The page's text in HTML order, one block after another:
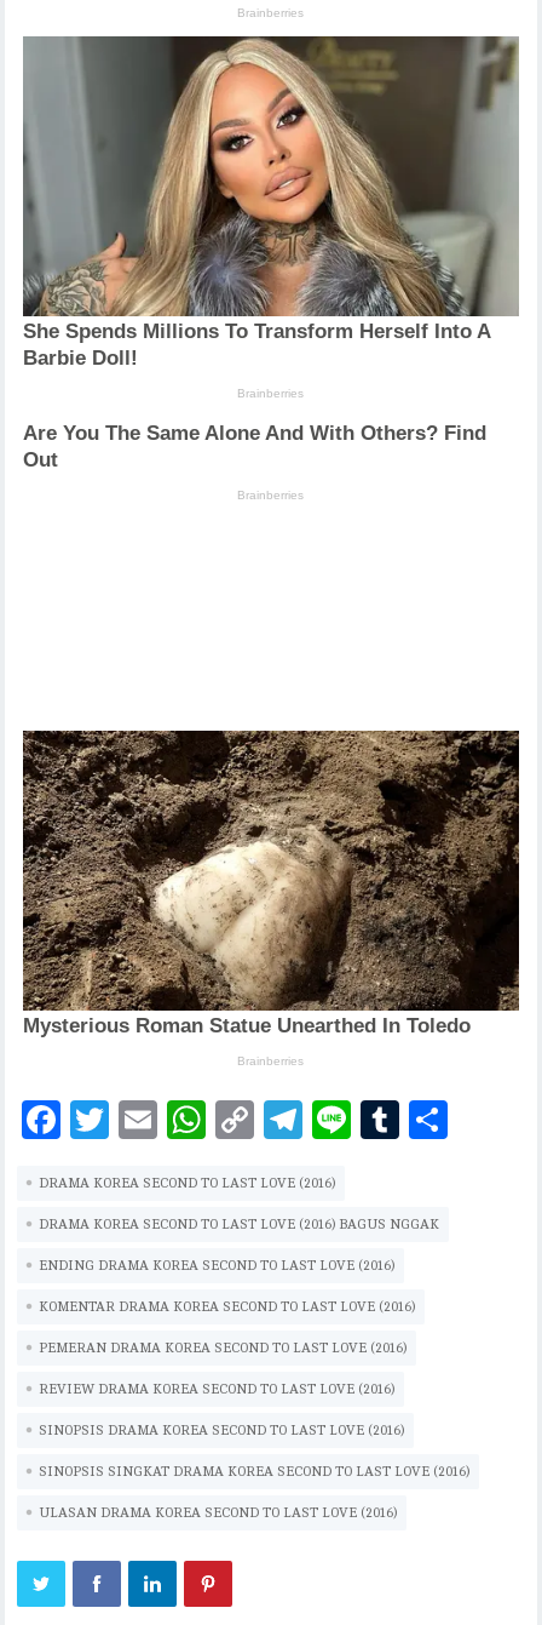
F
eb
oo
k
T
it
te
r
E
ai
l
W
at
s
A
p
p
C
p
y
Li
n
k
T
eg
ra
m
Li T
bl
DRAMA KOREA SECOND TO LAST LOVE (2016)
DRAMA KOREA SECOND TO LAST LOVE (2016) BAGUS NGGAK
ENDING DRAMA KOREA SECOND TO LAST LOVE (2016)
KOMENTAR DRAMA KOREA SECOND TO LAST LOVE (2016)
PEMERAN DRAMA KOREA SECOND TO LAST LOVE (2016)
REVIEW DRAMA KOREA SECOND TO LAST LOVE (2016)
SINOPSIS DRAMA KOREA SECOND TO LAST LOVE (2016)
SINOPSIS SINGKAT DRAMA KOREA SECOND TO LAST LOVE (2016)
ULASAN DRAMA KOREA SECOND TO LAST LOVE (2016)